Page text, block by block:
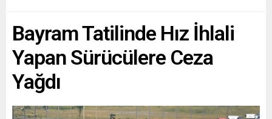
Bayram Tatilinde Hız İhlali
Yapan Sürücülere Ceza
Yağdı